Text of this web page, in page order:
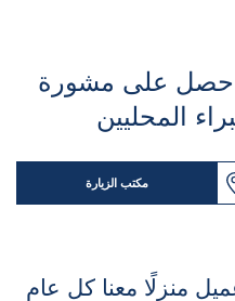
احصل على مشورة
المحليين
مكتب الزيارة